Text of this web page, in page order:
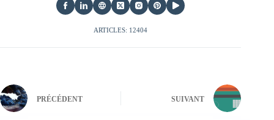
ARTICLES: 12404
PRÉCÉDENT SUIVANT